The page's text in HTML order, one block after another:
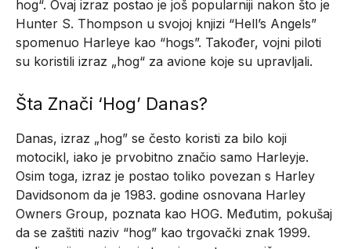
hog“. Ovaj izraz postao je još popularniji nakon što je
Hunter S. Thompson u svojoj knjizi “Hell’s Angels”
spomenuo Harleye kao “hogs”. Također, vojni piloti
su koristili izraz „hog“ za avione koje su upravljali.
Šta Znači ‘Hog’ Danas?
Danas, izraz „hog” se često koristi za bilo koji
motocikl, iako je prvobitno značio samo Harleyje.
Osim toga, izraz je postao toliko povezan s Harley
Davidsonom da je 1983. godine osnovana Harley
Owners Group, poznata kao HOG. Međutim, pokušaj
da se zaštiti naziv “hog” kao trgovački znak 1999.